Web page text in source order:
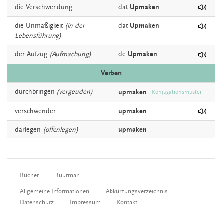
die Verschwendung dat Upmaken
die Unmäßigkeit (in der
Lebensführung)
dat Upmaken
der Aufzug (Aufmachung) de Upmaken
Verben
durchbringen (vergeuden) upmaken Konjugationsmuster
verschwenden upmaken
darlegen (offenlegen) upmaken
Bücher Buurman
Allgemeine Informationen
Abkürzungsverzeichnis
Datenschutz
Impressum Kontakt